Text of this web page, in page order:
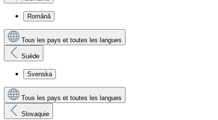
Română
Tous les pays et toutes les langues
Suède
Svenska
Tous les pays et toutes les langues
Slovaquie